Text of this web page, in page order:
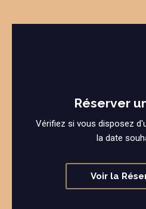
Réserver
Vérifiez si vous disposez
la date
Voir la